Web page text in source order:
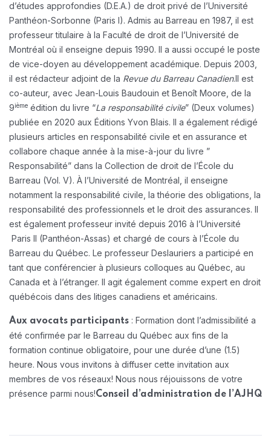
d’études approfondies (D.E.A.) de droit privé de l’Université
Panthéon-Sorbonne (Paris I). Admis au Barreau en 1987, il est
professeur titulaire à la Faculté de droit de l’Université de
Montréal où il enseigne depuis 1990. Il a aussi occupé le poste
de vice-doyen au développement académique. Depuis 2003,
il est rédacteur adjoint de la Revue du Barreau Canadien.Il est
co-auteur, avec Jean-Louis Baudouin et Benoît Moore, de la
9ième édition du livre “La responsabilité civile” (Deux volumes)
publiée en 2020 aux Éditions Yvon Blais. Il a également rédigé
plusieurs articles en responsabilité civile et en assurance et
collabore chaque année à la mise-à-jour du livre ”
Responsabilité” dans la Collection de droit de l’École du
Barreau (Vol. V). À l’Université de Montréal, il enseigne
notamment la responsabilité civile, la théorie des obligations, la
responsabilité des professionnels et le droit des assurances. Il
est également professeur invité depuis 2016 à l’Université
Paris II (Panthéon-Assas) et chargé de cours à l’École du
Barreau du Québec. Le professeur Deslauriers a participé en
tant que conférencier à plusieurs colloques au Québec, au
Canada et à l’étranger. Il agit également comme expert en droit
québécois dans des litiges canadiens et américains.
Aux avocats participants : Formation dont l’admissibilité a
été confirmée par le Barreau du Québec aux fins de la
formation continue obligatoire, pour une durée d’une (1.5)
heure. Nous vous invitons à diffuser cette invitation aux
membres de vos réseaux! Nous nous réjouissons de votre
présence parmi nous!Conseil d’administration de l’AJHQ